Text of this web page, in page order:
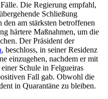
Die Regierung empfahl,
Schließung
am stärksten betroffenen
härtere Maßnahmen, um die
Der Präsident der
, beschloss, in seiner Residenz
einzugehen, nachdem er mit
Schule in Felgueiras
Fall gab. Obwohl die
in Quarantäne zu bleiben.